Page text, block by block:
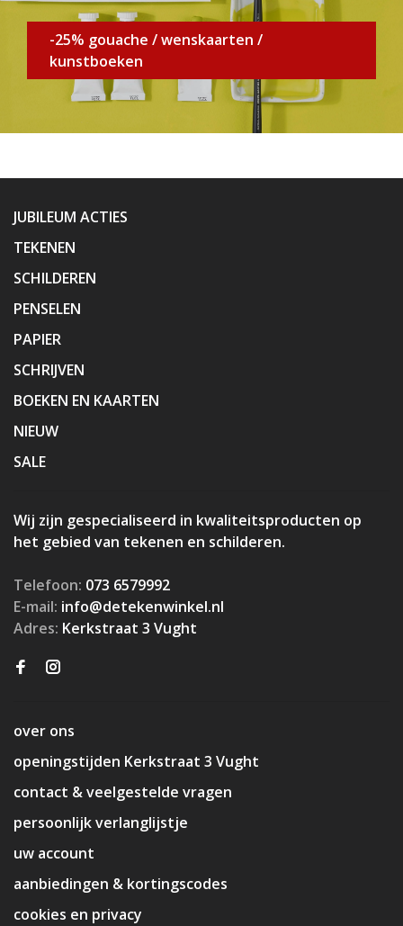
-25% gouache / wenskaarten /
kunstboeken
JUBILEUM ACTIES
TEKENEN
SCHILDEREN
PENSELEN
PAPIER
SCHRIJVEN
BOEKEN EN KAARTEN
NIEUW
SALE
Wij zijn gespecialiseerd in kwaliteitsproducten op
het gebied van tekenen en schilderen.
Telefoon: 073 6579992
E-mail: info@detekenwinkel.nl
Adres: Kerkstraat 3 Vught
over ons
openingstijden Kerkstraat 3 Vught
contact & veelgestelde vragen
persoonlijk verlanglijstje
uw account
aanbiedingen & kortingscodes
cookies en privacy